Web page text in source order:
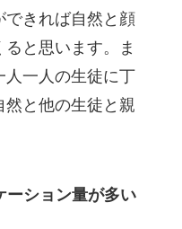
できれば自然と顔
と思います。ま
人一人の生徒に丁
と他の生徒と親
ション量が多い